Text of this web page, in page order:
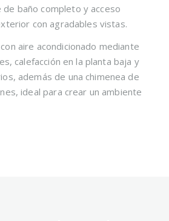
baño completo y acceso
con agradables vistas.
aire acondicionado mediante
calefacción en la planta baja y
además de una chimenea de
ideal para crear un ambiente